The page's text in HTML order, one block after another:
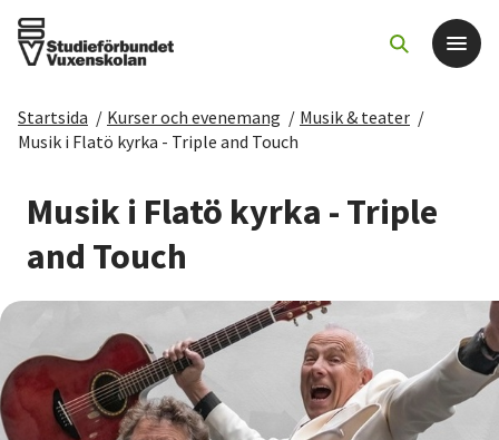
Det här gör vi
För dig som
Sök kurser och evenemang
Starta studiecirkel
Startsida / Kurser och evenemang / Musik & teater /
Musik i Flatö kyrka - Triple and Touch
Musik i Flatö kyrka - Triple
and Touch